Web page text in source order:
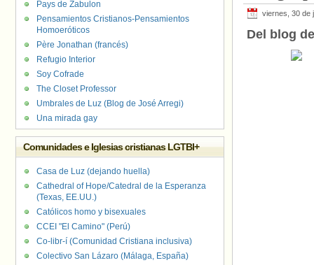
viernes, 30 de
Del blog
Pays de Zabulon
Pensamientos Cristianos-Pensamientos
Homoeróticos
Père Jonathan (francés)
Refugio Interior
Soy Cofrade
The Closet Professor
Umbrales de Luz (Blog de José Arregi)
Una mirada gay
Comunidades e Iglesias cristianas LGTBI+
Casa de Luz (dejando huella)
Cathedral of Hope/Catedral de la Esperanza
(Texas, EE.UU.)
Católicos homo y bisexuales
CCEI "El Camino" (Perú)
Co-libr-í (Comunidad Cristiana inclusiva)
Colectivo San Lázaro (Málaga, España)